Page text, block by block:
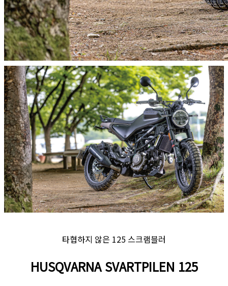
타협하지 않은 125 스크램블러
HUSQVARNA SVARTPILEN 125